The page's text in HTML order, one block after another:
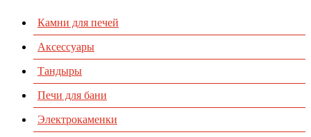
Камни для печей
Аксессуары
Тандыры
Печи для бани
Электрокаменки